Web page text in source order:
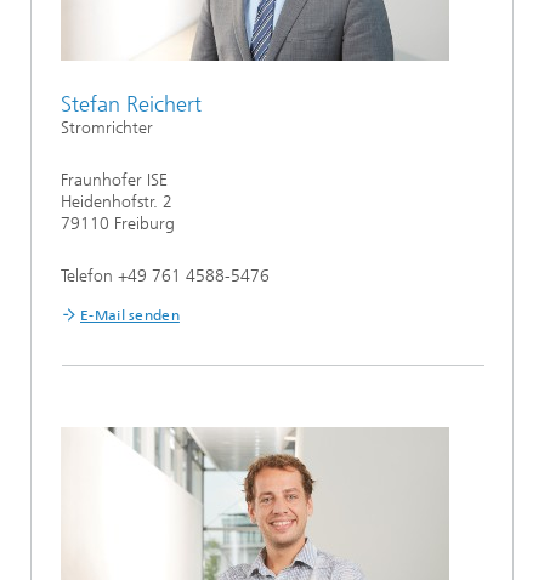
Stefan Reichert
Stromrichter
Fraunhofer ISE
Heidenhofstr. 2
79110 Freiburg
Telefon +49 761 4588-5476
E-Mail senden